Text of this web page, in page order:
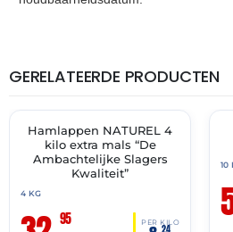
GERELATEERDE PRODUCTEN
✓ VAST ASSORTIMENT
THT:
14-
Hamlappen NATUREL 4
kilo extra mals “De
Ambachtelijke Slagers
Kwaliteit”
4 KG
95 PER KILO
24
10